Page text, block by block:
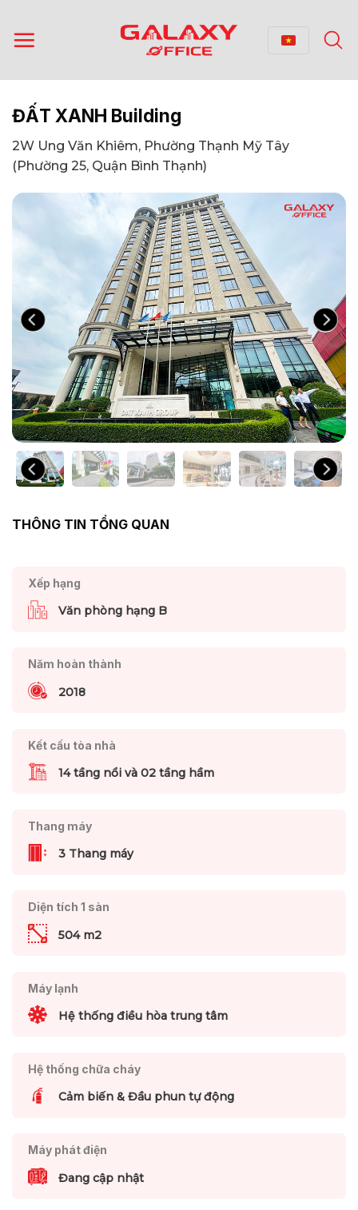
qua
nội
ĐẤT XANH Building
2W Ung Văn Khiêm, Phường Thạnh Mỹ Tây
(Phường 25, Quận Bình Thạnh)
THÔNG TIN TỔNG QUAN
Xếp hạng
Văn phòng hạng B
Năm hoàn thành
2018
Kết cấu tòa nhà
14 tầng nổi và 02 tầng hầm
Thang máy
3 Thang máy
Diện tích 1 sàn
504 m2
Máy lạnh
Hệ thống điều hòa trung tâm
Hệ thống chữa cháy
Cảm biến & Đầu phun tự động
Máy phát điện
Đang cập nhật